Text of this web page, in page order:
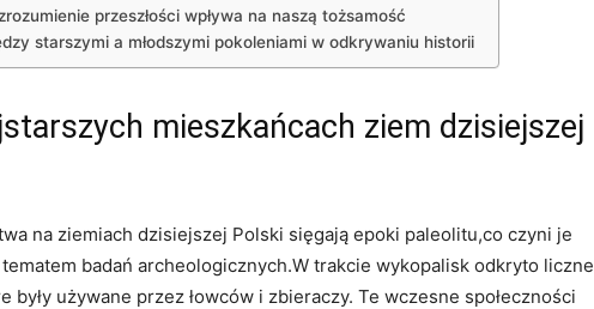
przeszłości wpływa na naszą tożsamość
starszymi a młodszymi pokoleniami w odkrywaniu historii
mieszkańcach ziem dzisiejszej
na ziemiach dzisiejszej Polski sięgają epoki paleolitu,co czyni je
badań archeologicznych.W trakcie wykopalisk odkryto liczne
były używane przez łowców i zbieraczy. Te wczesne społeczności